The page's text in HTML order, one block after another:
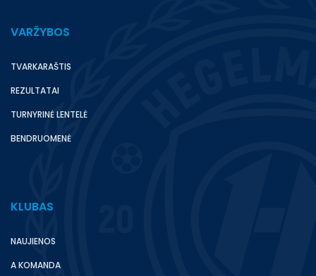
VARŽYBOS
TVARKARAŠTIS
REZULTATAI
TURNYRINĖ LENTELĖ
BENDRUOMENĖ
KLUBAS
NAUJIENOS
A KOMANDA